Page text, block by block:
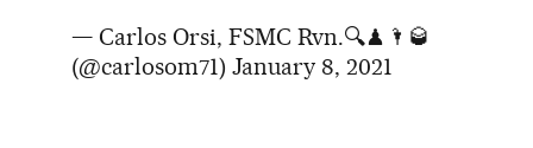
— Carlos Orsi, FSMC Rvn.🔍♟🌂🥃
(@carlosom71) January 8, 2021